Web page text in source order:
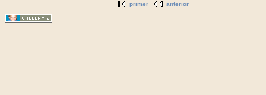
primer anterior